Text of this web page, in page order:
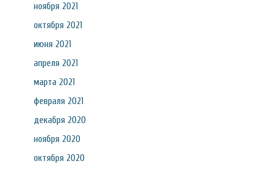
ноября 2021
октября 2021
июня 2021
апреля 2021
марта 2021
февраля 2021
декабря 2020
ноября 2020
октября 2020